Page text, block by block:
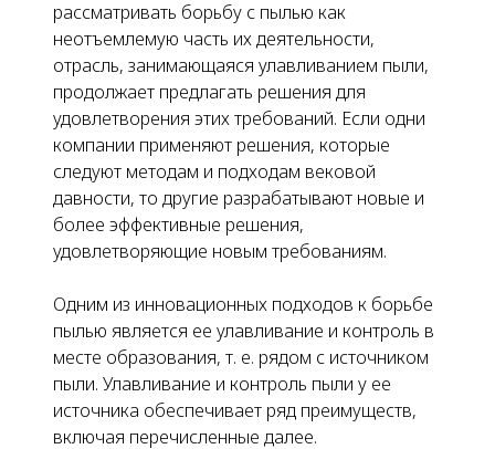
рассматривать борьбу с пылью как
неотъемлемую часть их деятельности,
отрасль, занимающаяся улавливанием пыли,
продолжает предлагать решения для
удовлетворения этих требований. Если одни
компании применяют решения, которые
следуют методам и подходам вековой
давности, то другие разрабатывают новые и
более эффективные решения,
удовлетворяющие новым требованиям.
Одним из инновационных подходов к борьбе
пылью является ее улавливание и контроль в
месте образования, т. е. рядом с источником
пыли. Улавливание и контроль пыли у ее
источника обеспечивает ряд преимуществ,
включая перечисленные далее.